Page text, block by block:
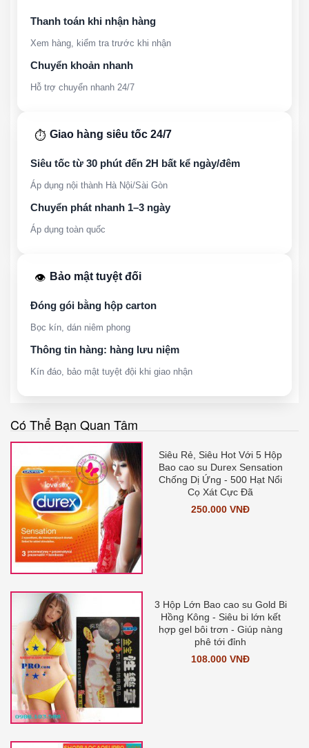
Thanh toán khi nhận hàng
Xem hàng, kiểm tra trước khi nhận
Chuyển khoản nhanh
Hỗ trợ chuyển nhanh 24/7
⏱️ Giao hàng siêu tốc 24/7
Siêu tốc từ 30 phút đến 2H bất kể ngày/đêm
Áp dụng nội thành Hà Nội/Sài Gòn
Chuyển phát nhanh 1–3 ngày
Áp dụng toàn quốc
👁️ Bảo mật tuyệt đối
Đóng gói bằng hộp carton
Bọc kín, dán niêm phong
Thông tin hàng: hàng lưu niệm
Kín đáo, bảo mật tuyệt đội khi giao nhận
Có Thể Bạn Quan Tâm
Siêu Rẻ, Siêu Hot Với 5 Hộp
Bao cao su Durex Sensation
Chống Dị Ứng - 500 Hạt Nổi
Cọ Xát Cực Đã
250.000 VNĐ
3 Hộp Lớn Bao cao su Gold Bi
Hồng Kông - Siêu bi lớn kết
hợp gel bôi trơn - Giúp nàng
phê tới đỉnh
108.000 VNĐ